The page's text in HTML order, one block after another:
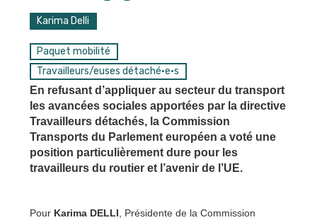
Karima Delli
Paquet mobilité
Travailleurs/euses détaché·e·s
En refusant d’appliquer au secteur du transport
les avancées sociales apportées par la directive
Travailleurs détachés, la Commission
Transports du Parlement européen a voté une
position particulièrement dure pour les
travailleurs du routier et l’avenir de l’UE.
Pour Karima DELLI , Présidente de la Commission